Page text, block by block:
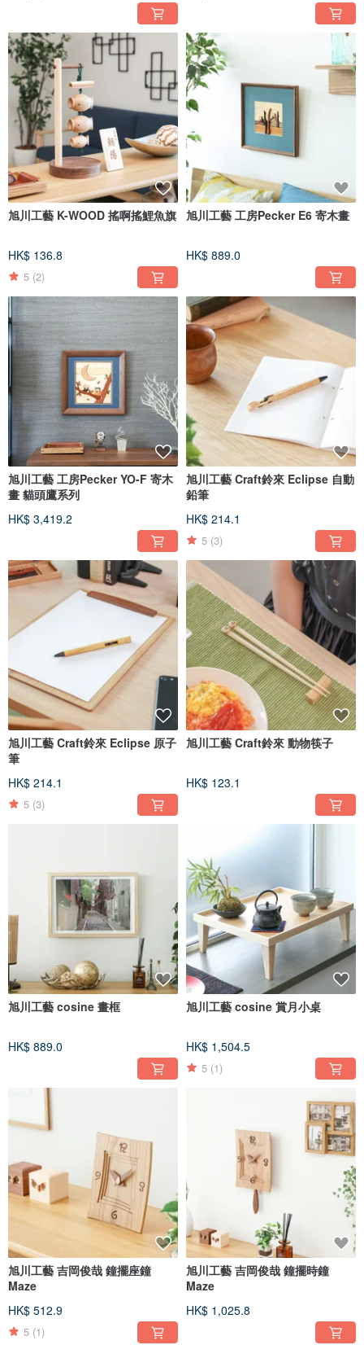
旭川工藝 K-WOOD 搖啊搖鯉魚旗
HK$ 136.8
5 (2)
旭川工藝 工房Pecker E6 寄木畫
HK$ 889.0
旭川工藝 工房Pecker YO-F 寄木
畫 貓頭鷹系列
HK$ 3,419.2
旭川工藝 Craft鈴來 Eclipse 自動
鉛筆
HK$ 214.1
5 (3)
旭川工藝 Craft鈴來 Eclipse 原子
筆
HK$ 214.1
5 (3)
旭川工藝 Craft鈴來 動物筷子
HK$ 123.1
旭川工藝 cosine 畫框
HK$ 889.0
旭川工藝 cosine 賞月小桌
HK$ 1,504.5
5 (1)
旭川工藝 吉岡俊哉 鐘擺座鐘
Maze
HK$ 512.9
5 (1)
旭川工藝 吉岡俊哉 鐘擺時鐘
Maze
HK$ 1,025.8